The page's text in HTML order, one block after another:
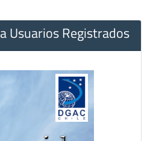
Usuarios Registrados